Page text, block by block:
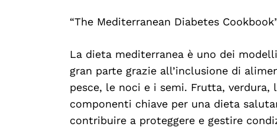
“The Mediterranean Diabetes
La dieta mediterranea è uno dei
gran parte grazie all’inclusione di
pesce, le noci e i semi. Frutta,
componenti chiave per una dieta
contribuire a proteggere e gestire